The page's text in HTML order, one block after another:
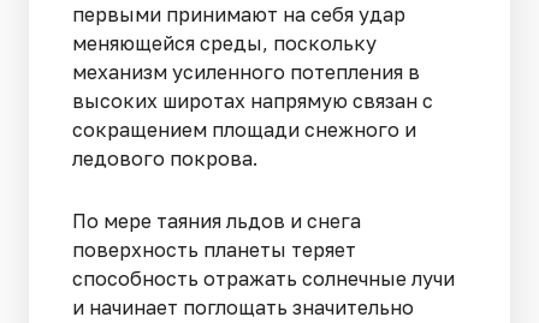
первыми принимают на себя удар
меняющейся среды, поскольку
механизм усиленного потепления в
высоких широтах напрямую связан с
сокращением площади снежного и
ледового покрова.
По мере таяния льдов и снега
поверхность планеты теряет
способность отражать солнечные лучи
и начинает поглощать значительно